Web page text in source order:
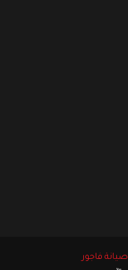
صيانة فاجور